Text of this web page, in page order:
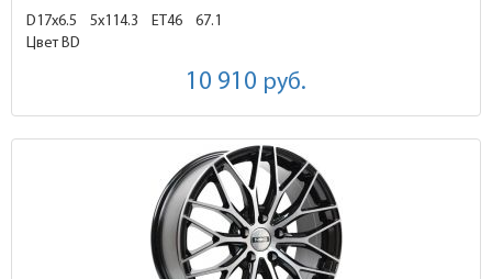
D17x6.5 5x114.3 ET46
67.1
Цвет BD
10 910 руб.